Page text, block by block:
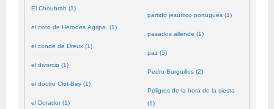
El Choubrah (1)
el circo de Herodes Agripa. (1)
el conde de Dreux (1)
el divorcio (1)
el doctro Clot-Bey (1)
el Dorador (1)
partido jesuítico portugués (1)
pasados allende (1)
paz (5)
Pedro Burguillos (2)
Peligros de la hora de la siesta
(1)